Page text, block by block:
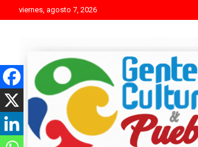
to
viernes, agosto 7, 2026